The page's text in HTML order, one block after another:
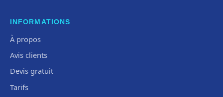
INFORMATIONS
À propos
Avis clients
Devis gratuit
Tarifs